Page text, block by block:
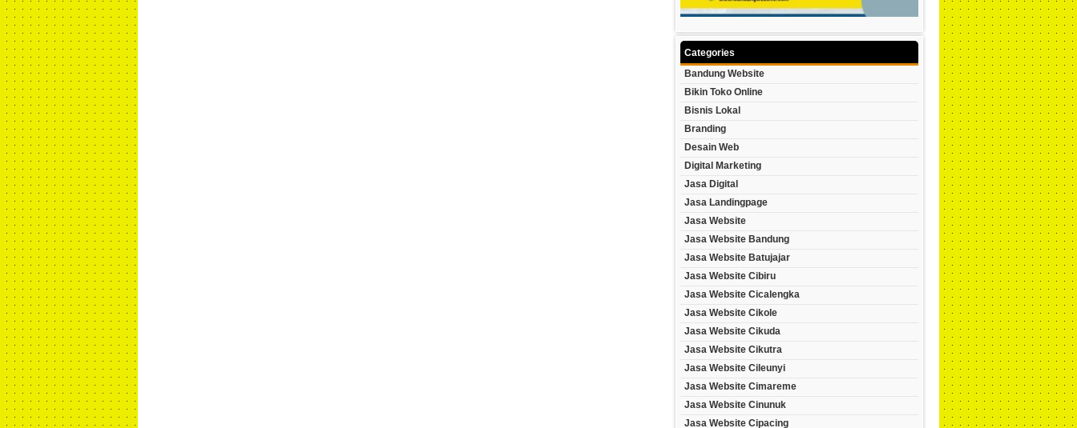
Categories
Bandung Website
Bikin Toko Online
Bisnis Lokal
Branding
Desain Web
Digital Marketing
Jasa Digital
Jasa Landingpage
Jasa Website
Jasa Website Bandung
Jasa Website Batujajar
Jasa Website Cibiru
Jasa Website Cicalengka
Jasa Website Cikole
Jasa Website Cikuda
Jasa Website Cikutra
Jasa Website Cileunyi
Jasa Website Cimareme
Jasa Website Cinunuk
Jasa Website Cipacing